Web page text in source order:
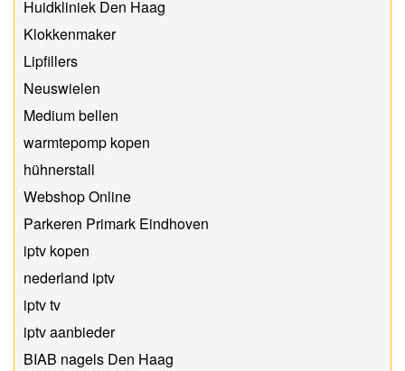
Huidkliniek Den Haag
Klokkenmaker
Lipfillers
Neuswielen
Medium bellen
warmtepomp kopen
hühnerstall
Webshop Online
Parkeren Primark Eindhoven
iptv kopen
nederland iptv
iptv tv
iptv aanbieder
BIAB nagels Den Haag